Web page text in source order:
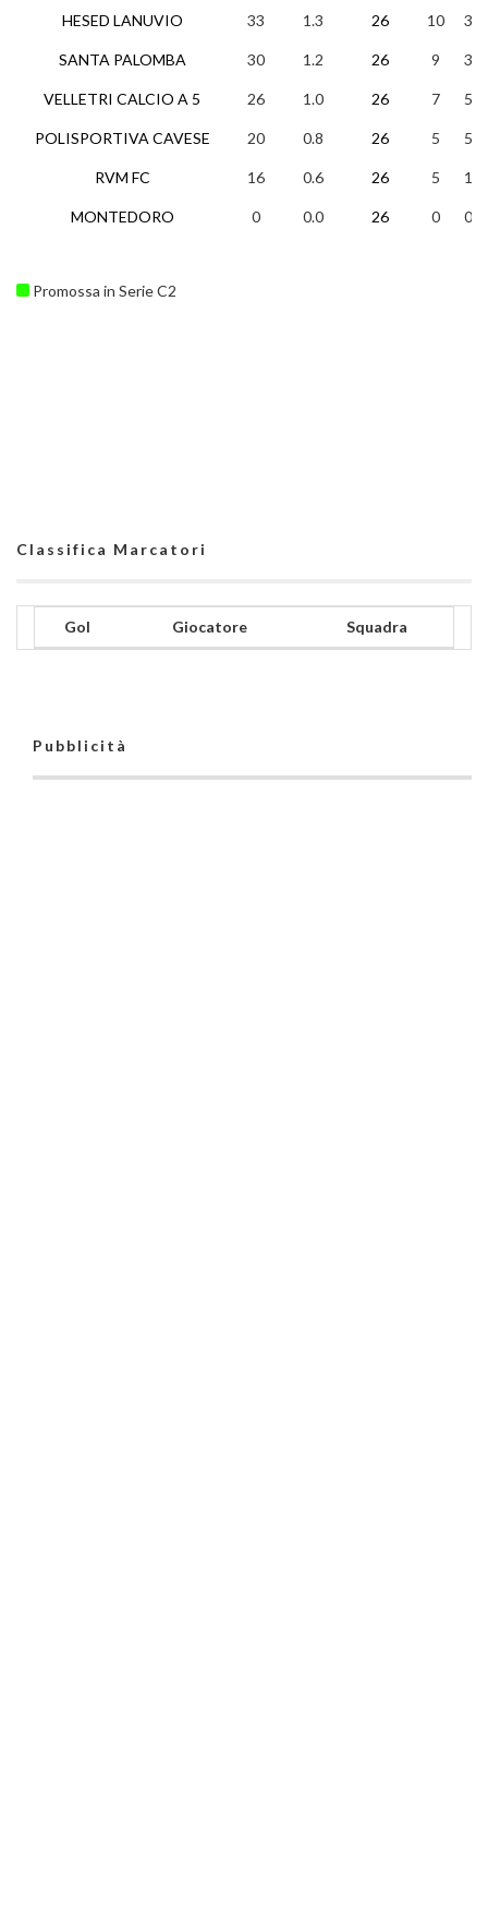
HESED LANUVIO
SANTA PALOMBA
VELLETRI CALCIO A 5
POLISPORTIVA CAVESE
RVM FC
MONTEDORO
33 1.3 26 10 3
30 1.2 26 9 3
26 1.0 26 7 5
20 0.8 26 5 5
16 0.6 26 5 1
0 0.0 26 0 0
Promossa in Serie C2
Classifica Marcatori
Gol Giocatore Squadra
Pubblicità